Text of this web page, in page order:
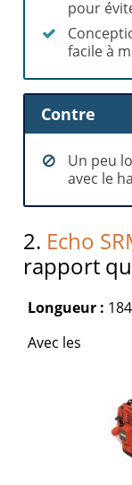
pour
facile à
Contre
Un peu
avec le
2. Echo
rapport
Longueur :
Avec les